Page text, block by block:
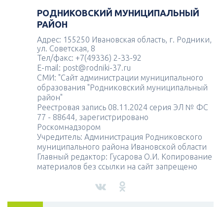
РОДНИКОВСКИЙ МУНИЦИПАЛЬНЫЙ
РАЙОН
Адрес: 155250 Ивановская область, г. Родники,
ул. Советская, 8
Тел/факс: +7(49336) 2-33-92
E-mail: post@rodniki-37.ru
СМИ: "Сайт администрации муниципального
образования "Родниковский муниципальный
район"
Реестровая запись 08.11.2024 серия ЭЛ № ФС
77 - 88644, зарегистрировано
Роскомнадзором
Учредитель: Администрация Родниковского
муниципального района Ивановской области
Главный редактор: Гусарова О.И. Копирование
материалов без ссылки на сайт запрещено